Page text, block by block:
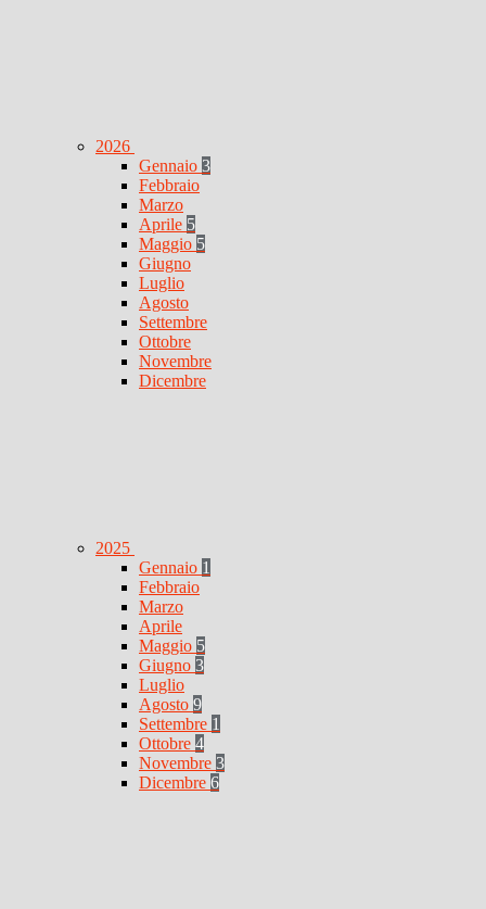
2026
Gennaio 3
Febbraio
Marzo
Aprile 5
Maggio 5
Giugno
Luglio
Agosto
Settembre
Ottobre
Novembre
Dicembre
2025
Gennaio 1
Febbraio
Marzo
Aprile
Maggio 5
Giugno 3
Luglio
Agosto 9
Settembre 1
Ottobre 4
Novembre 3
Dicembre 6